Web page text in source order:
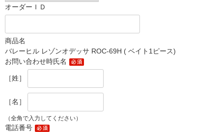
オーダーＩＤ
商品名
バレーヒル レゾンオデッサ ROC-69H ( ベイト1ピース)
お問い合わせ時氏名
［姓］
［名］
（全角で入力してください）
電話番号